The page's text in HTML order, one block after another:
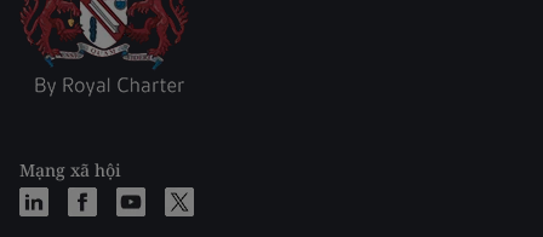
Mạng xã hội